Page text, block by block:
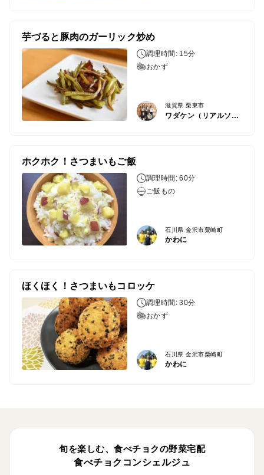
芋づると豚肉のガーリック炒め
調理時間: 15分
おかず
滋賀県 栗東市
ワダケン（リアルソイルハウス）
ホクホク！さつまいもご飯
調理時間: 60分
ご飯もの
石川県 金沢市粟崎町
かわに
ほくほく！さつまいもコロッケ
調理時間: 30分
おかず
石川県 金沢市粟崎町
かわに
旬を楽しむ、食べチョクの野菜宅配
食べチョクコンシェルジュ